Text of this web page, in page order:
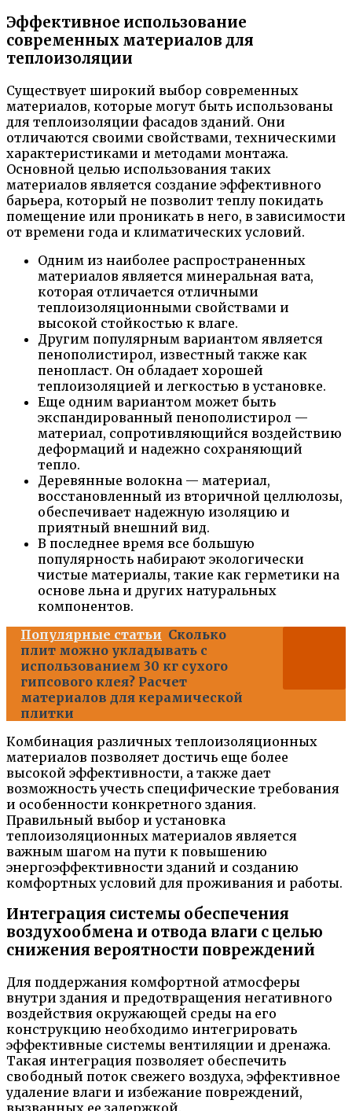
Эффективное использование
современных материалов для
теплоизоляции
Существует широкий выбор современных
материалов, которые могут быть использованы
для теплоизоляции фасадов зданий. Они
отличаются своими свойствами, техническими
характеристиками и методами монтажа.
Основной целью использования таких
материалов является создание эффективного
барьера, который не позволит теплу покидать
помещение или проникать в него, в зависимости
от времени года и климатических условий.
Одним из наиболее распространенных
материалов является минеральная вата,
которая отличается отличными
теплоизоляционными свойствами и
высокой стойкостью к влаге.
Другим популярным вариантом является
пенополистирол, известный также как
пенопласт. Он обладает хорошей
теплоизоляцией и легкостью в установке.
Еще одним вариантом может быть
экспандированный пенополистирол —
материал, сопротивляющийся воздействию
деформаций и надежно сохраняющий
тепло.
Деревянные волокна — материал,
восстановленный из вторичной целлюлозы,
обеспечивает надежную изоляцию и
приятный внешний вид.
В последнее время все большую
популярность набирают экологически
чистые материалы, такие как герметики на
основе льна и других натуральных
компонентов.
Популярные статьи Сколько
плит можно укладывать с
использованием 30 кг сухого
гипсового клея? Расчет
материалов для керамической
плитки
Комбинация различных теплоизоляционных
материалов позволяет достичь еще более
высокой эффективности, а также дает
возможность учесть специфические требования
и особенности конкретного здания.
Правильный выбор и установка
теплоизоляционных материалов является
важным шагом на пути к повышению
энергоэффективности зданий и созданию
комфортных условий для проживания и работы.
Интеграция системы обеспечения
воздухообмена и отвода влаги с целью
снижения вероятности повреждений
Для поддержания комфортной атмосферы
внутри здания и предотвращения негативного
воздействия окружающей среды на его
конструкцию необходимо интегрировать
эффективные системы вентиляции и дренажа.
Такая интеграция позволяет обеспечить
свободный поток свежего воздуха, эффективное
удаление влаги и избежание повреждений,